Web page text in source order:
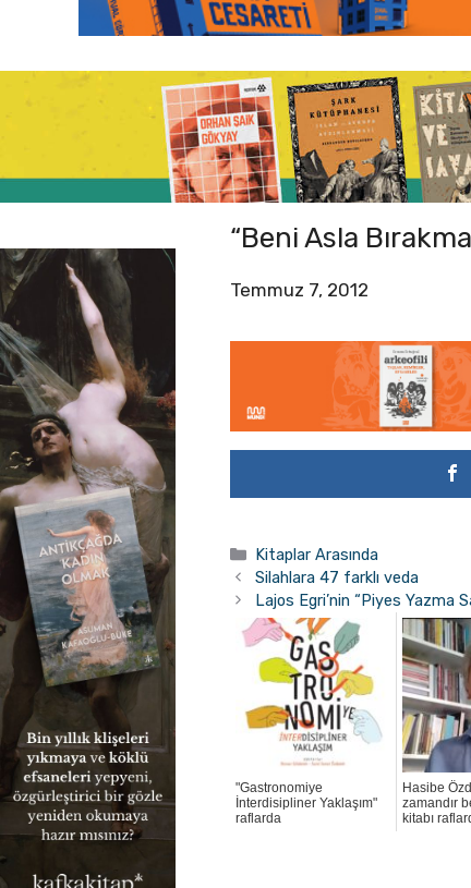
“Beni Asla
Temmuz 7, 2012
Kategoriler
Kitaplar Arasında
Silahlara 47 farklı veda
Lajos Egri’nin “Piyes Yazma
"Gastronomiye
İnterdisipliner Yaklaşım"
raflarda
Hasibe
zamandır
kitabı